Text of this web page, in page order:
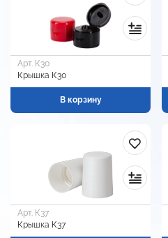
Арт. К30
Крышка К30
В корзину
Арт. К37
Крышка К37